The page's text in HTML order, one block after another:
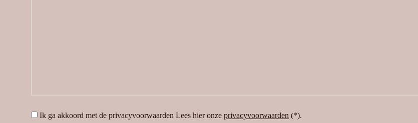
Ik ga akkoord met de privacyvoorwaarden Lees hier onze privacyvoorwaarden (*).